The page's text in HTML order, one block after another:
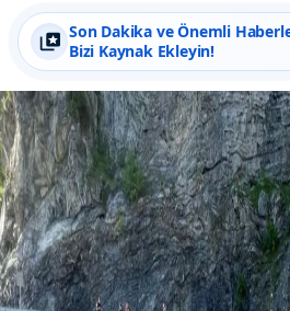
Son Dakika ve Önemli
Bizi Kaynak Ekleyin!